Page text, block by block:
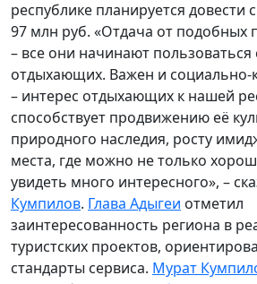
республике планируется довести
97 млн руб. «Отдача от подобных
– все они начинают пользоваться
отдыхающих. Важен и социально-
– интерес отдыхающих к нашей
способствует продвижению её
природного наследия, росту
места, где можно не только
увидеть много интересного», –
Кумпилов. Глава Адыгеи отметил
заинтересованность региона в
туристских проектов,
стандарты сервиса. Мурат